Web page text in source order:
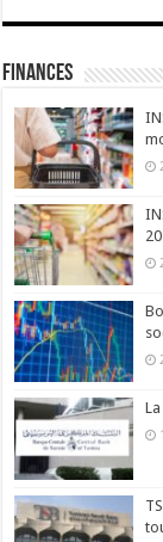
Finances